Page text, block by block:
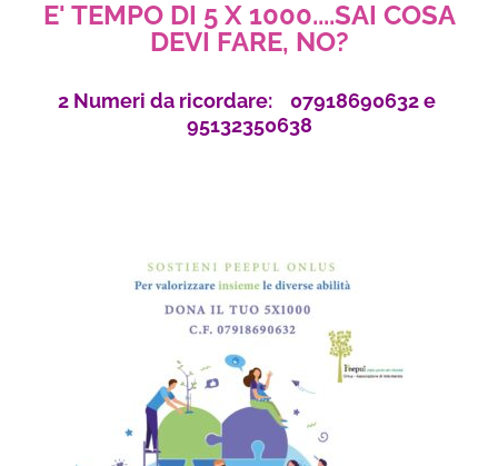
E' TEMPO DI 5 X 1000....SAI COSA
DEVI FARE, NO?
2 Numeri da ricordare: 07918690632 e
95132350638